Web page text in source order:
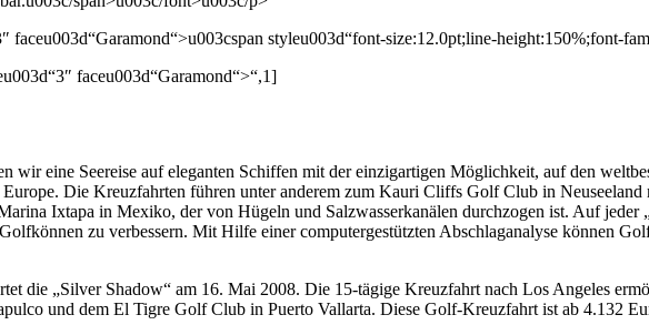
faceu003d“Garamond“>u003cspan styleu003d“font-size:12.0pt;line-height:150%;font-
faceu003d“Garamond“>“,1]
wir eine Seereise auf eleganten Schiffen mit der einzigartigen Möglichkeit, auf den
Die Kreuzfahrten führen unter anderem zum Kauri Cliffs Golf Club in
Ixtapa in Mexiko, der von Hügeln und Salzwasserkanälen durchzogen ist. Auf jeder
zu verbessern. Mit Hilfe einer computergestützten Abschlaganalyse können
die „Silver Shadow“ am 16. Mai 2008. Die 15-tägige Kreuzfahrt nach Los Angeles
und dem El Tigre Golf Club in Puerto Vallarta. Diese Golf-Kreuzfahrt ist ab 4.132